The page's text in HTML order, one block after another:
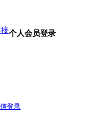
个人会员登录
登录